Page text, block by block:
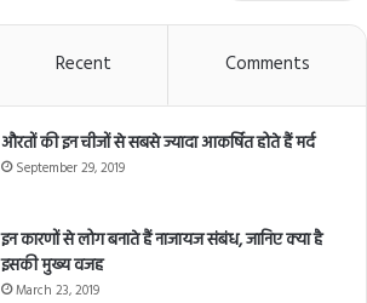
Recent Comments
औरतों की इन चीजों से सबसे ज्यादा आकर्षित होते हैं मर्द
September 29, 2019
इन कारणों से लोग बनाते हैं नाजायज संबंध, जानिए क्या है
इसकी मुख्य वजह
March 23, 2019